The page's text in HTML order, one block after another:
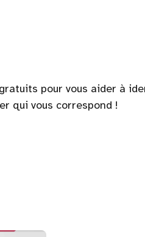
pour vous aider à
qui vous correspond !